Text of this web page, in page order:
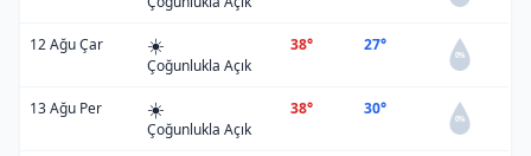
12 Ağu Çar ☀️
Çoğunlukla Açık
38° 27°
0%
13 Ağu Per ☀️
Çoğunlukla Açık
38° 30°
0%